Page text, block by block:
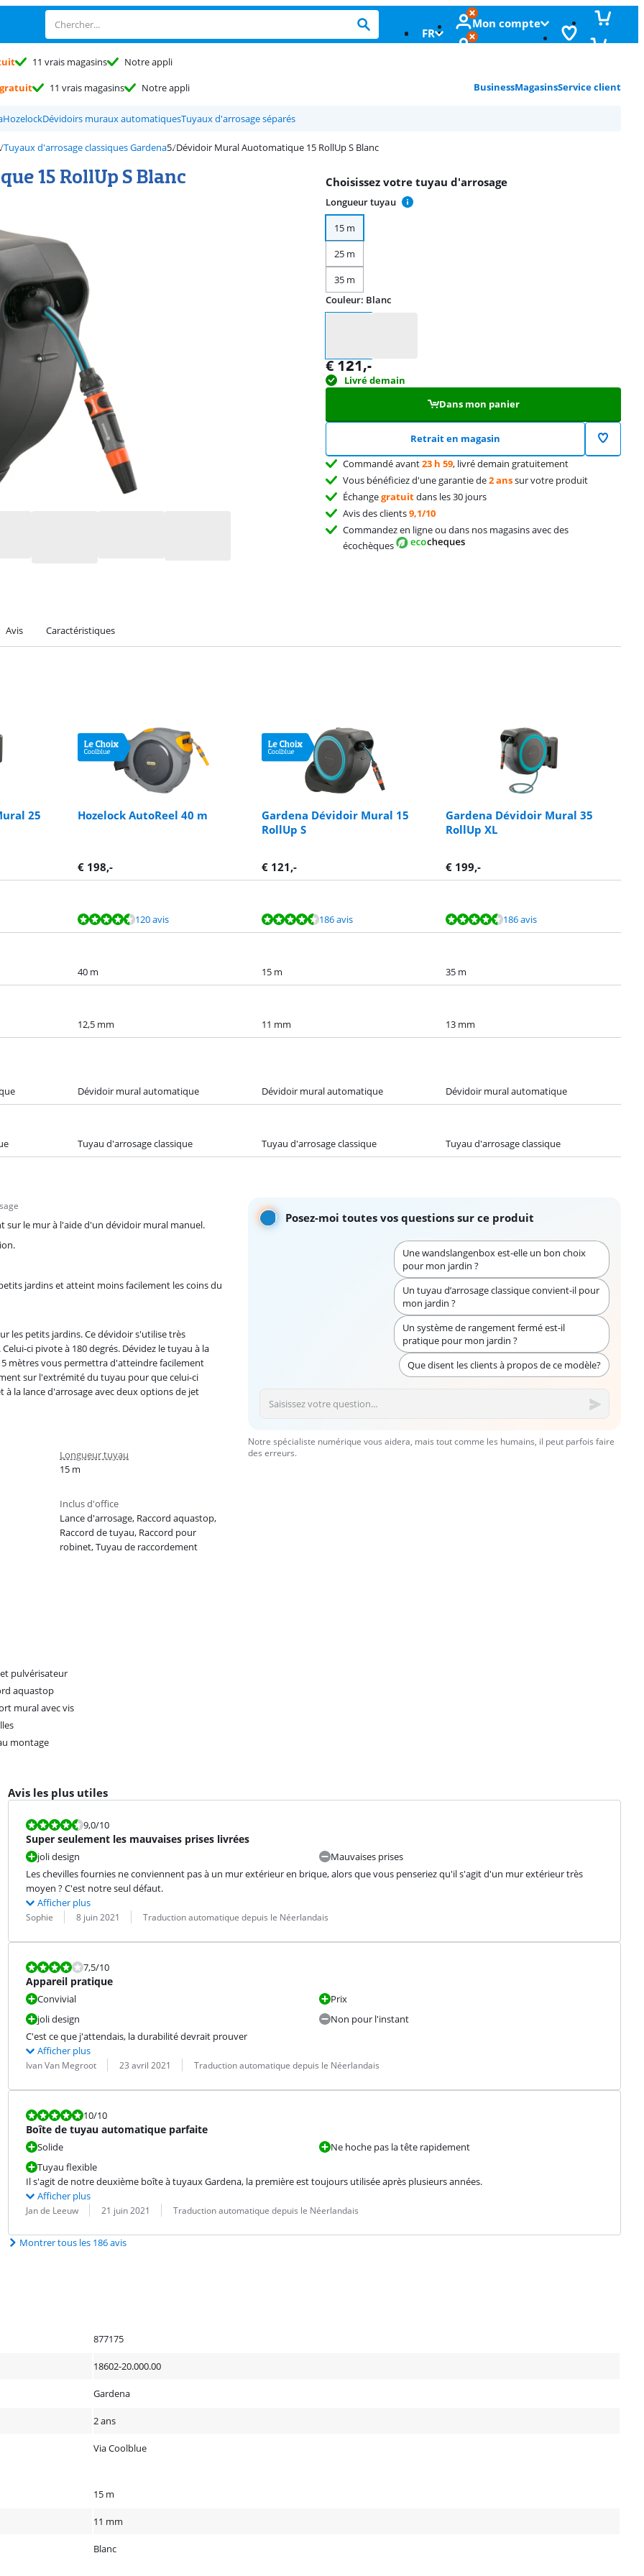
FR
Mon compte
11 vrais magasins
Notre appli
gratuit 11 vrais magasins Notre appli BusinessMagasinsService client
HozelockDévidoirs muraux automatiquesTuyaux d'arrosage séparés
Tuyaux d'arrosage classiques Gardena Dévidoir Mural Auotomatique 15 RollUp S Blanc
15 RollUp S Blanc Choisissez votre tuyau d'arrosage
Longueur tuyau
15 m
25 m
35 m
Couleur: Blanc
€121,-
Livré demain
Dans mon panier
Retrait en magasin
Commandé avant23 h 59, livré demain gratuitement
Vous bénéficiez d'une garantie de2 anssur votre produit
Échangegratuitdans les 30 jours
Avis des clients9,1/10
Commandez en ligne ou dans nos magasins avec des
écochèques
Avis Caractéristiques
25
Hozelock AutoReel 40 m
Gardena Dévidoir Mural 15
RollUp S
Gardena Dévidoir Mural 35
RollUp XL
€ 198,- € 121,- € 199,-
120 avis 186 avis 186 avis
40 m 15 m 35 m
12,5 mm 11 mm 13 mm
Dévidoir mural automatique Dévidoir mural automatique Dévidoir mural automatique
Tuyau d'arrosage classique Tuyau d'arrosage classique Tuyau d'arrosage classique
Posez-moi toutes vos questions sur ce produit
Une wandslangenbox est-elle un bon choix
pour mon jardin ?
Un tuyau d’arrosage classique convient-il pour
mon jardin ?
Un système de rangement fermé est-il
pratique pour mon jardin ?
Que disent les clients à propos de ce modèle?
Notre spécialiste numérique vous aidera, mais tout comme les humains, il peut parfois faire
des erreurs.
sur le mur à l'aide d'un dévidoir mural manuel.
jardins et atteint moins facilement les coins du
les petits jardins. Ce dévidoir s'utilise très
ci pivote à 180 degrés. Dévidez le tuyau à la
mètres vous permettra d'atteindre facilement
sur l'extrémité du tuyau pour que celui-ci
la lance d'arrosage avec deux options de jet
Longueur tuyau
15 m
Inclus d'office
Lance d'arrosage, Raccord aquastop,
Raccord de tuyau, Raccord pour
robinet, Tuyau de raccordement
pulvérisateur
aquastop
mural avec vis
montage
Avis les plus utiles
La note est 9,0 sur 10.
9,0/10
Super seulement les mauvaises prises livrées
joli design
Mauvaises prises
Les chevilles fournies ne conviennent pas à un mur extérieur en brique, alors que vous penseriez qu'il s'agit d'un mur extérieur très
moyen ? C'est notre seul défaut.
Afficher plus
Évaluation par :
Sophie
Date : 8 juin 2021
Traduction : Traduction automatique depuis le Néerlandais
La note est 7,5 sur 10.
7,5/10
Appareil pratique
Convivial
joli design
Prix
Non pour l'instant
C'est ce que j'attendais, la durabilité devrait prouver
Afficher plus
Évaluation par :
Ivan Van Megroot
Date : 23 avril 2021
Traduction : Traduction automatique depuis le Néerlandais
La note est 10 sur 10.
10/10
Boîte de tuyau automatique parfaite
Solide
Tuyau flexible
Ne hoche pas la tête rapidement
Il s'agit de notre deuxième boîte à tuyaux Gardena, la première est toujours utilisée après plusieurs années.
Afficher plus
Évaluation par :
Jan de Leeuw
Date : 21 juin 2021
Traduction : Traduction automatique depuis le Néerlandais
Montrer tous les 186 avis
877175
18602-20.000.00
Gardena
2 ans
Via Coolblue
15 m
11 mm
Blanc